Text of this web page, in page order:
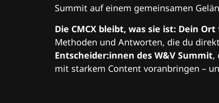
Summit auf einem gemeinsamen
Die CMCX bleibt, was sie ist: Dein
Methoden und Antworten, die du
Entscheider:innen des W&V Summit,
mit starkem Content voranbringen –